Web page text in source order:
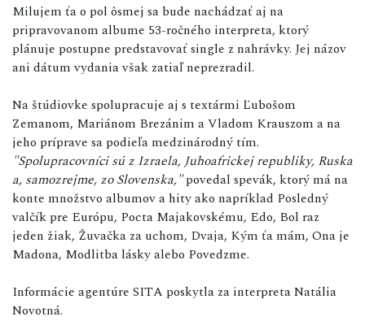
Milujem ťa o pol ôsmej sa bude nachádzať aj na
pripravovanom albume 53-ročného interpreta, ktorý
plánuje postupne predstavovať single z nahrávky. Jej názov
ani dátum vydania však zatiaľ neprezradil.
Na štúdiovke spolupracuje aj s textármi Ľubošom
Zemanom, Mariánom Brezánim a Vladom Krauszom a na
jeho príprave sa podieľa medzinárodný tím.
"Spolupracovníci sú z Izraela, Juhoafrickej republiky, Ruska
a, samozrejme, zo Slovenska,"povedal spevák, ktorý má na
konte množstvo albumov a hity ako napríklad Posledný
valčík pre Európu, Pocta Majakovskému, Edo, Bol raz
jeden žiak, Žuvačka za uchom, Dvaja, Kým ťa mám, Ona je
Madona, Modlitba lásky alebo Povedzme.
Informácie agentúre SITA poskytla za interpreta Natália
Novotná.